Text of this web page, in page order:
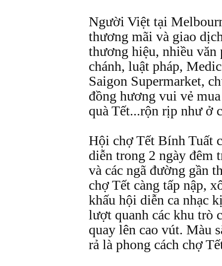
Người Việt tại
thương mãi và giao
thương hiệu, nhiều văn
chánh, luật pháp,
Saigon Supermarket,
đồng hương vui vẻ
quà Tết...rộn rịp như ở
Hội chợ Tết Bính Tuất
diễn trong 2 ngày đêm
và các ngã đường gần
chợ Tết càng tấp nập,
khấu hội diễn ca nhạc
lượt quanh các khu trò
quay lên cao vút. Màu
rả là phong cách chợ